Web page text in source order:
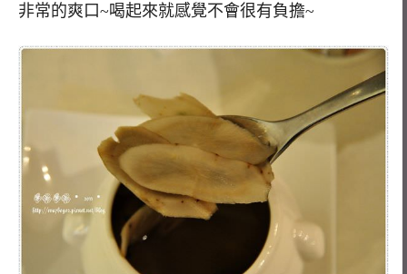
非常的爽口~喝起來就感覺不會很有負擔~